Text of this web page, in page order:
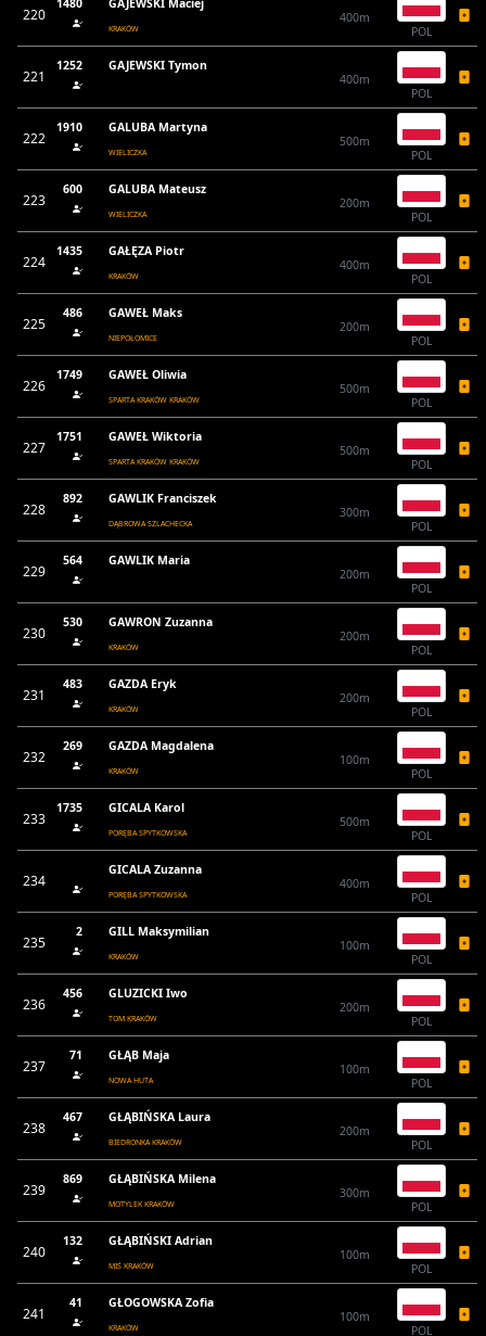
220
1480 GAJEWSKI Maciej
KRAKÓW
400m
POL
221
1252
GAJEWSKI Tymon
400m
POL
222
1910 GALUBA Martyna
WIELICZKA
500m
POL
223
600 GALUBA Mateusz
WIELICZKA
200m
POL
224
1435 GAŁĘZA Piotr
KRAKÓW
400m
POL
225
486 GAWEŁ Maks
NIEPOŁOMICE
200m
POL
226
1749 GAWEŁ Oliwia
SPARTA KRAKÓW KRAKÓW
500m
POL
227
1751 GAWEŁ Wiktoria
SPARTA KRAKÓW KRAKÓW
500m
POL
228
892 GAWLIK Franciszek
DĄBROWA SZLACHECKA
300m
POL
229
564
GAWLIK Maria
200m
POL
230
530 GAWRON Zuzanna
KRAKÓW
200m
POL
231
483 GAZDA Eryk
KRAKÓW
200m
POL
232
269 GAZDA Magdalena
KRAKÓW
100m
POL
233
1735 GICALA Karol
PORĘBA SPYTKOWSKA
500m
POL
234
GICALA Zuzanna
PORĘBA SPYTKOWSKA
400m
POL
235
2 GILL Maksymilian
KRAKÓW
100m
POL
236
456 GLUZICKI Iwo
TOM KRAKÓW
200m
POL
237
71 GŁĄB Maja
NOWA HUTA
100m
POL
238
467 GŁĄBIŃSKA Laura
BIEDRONKA KRAKÓW
200m
POL
239
869 GŁĄBIŃSKA Milena
MOTYLEK KRAKÓW
300m
POL
240
132 GŁĄBIŃSKI Adrian
MIŚ KRAKÓW
100m
POL
241
41 GŁOGOWSKA Zofia
KRAKÓW
100m
POL